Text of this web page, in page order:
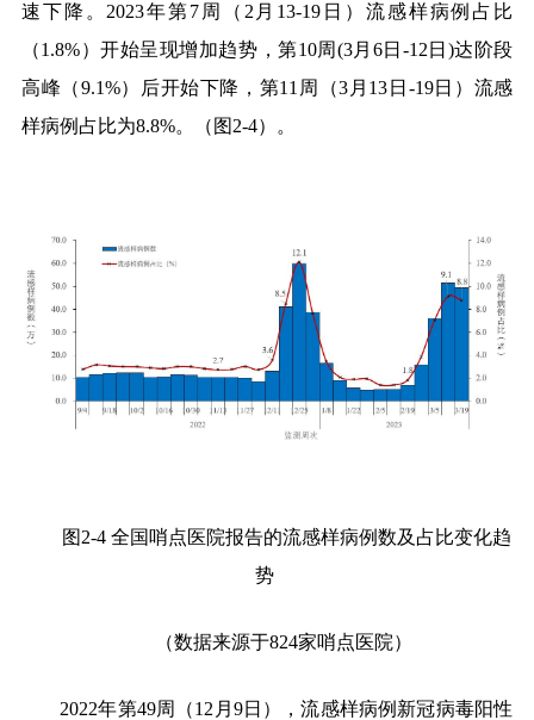
速下降。2023年第 7周（ 2月 13-19 日）流感样病例占比
（1.8%）开始呈现增加趋势，第10周 (3月 6日 -12日 )达阶段
高峰（9.1%）后开始下降，第11周（3月 13 日 -19日）流感
样病例占比为8.8%。（图2-4） 。
图2-4 全国哨点医院报告的流感样病例数及占比变化趋
势
（数据来源于824家哨点医院）
2022年第49周（12 月 9日），流感样病例新冠病毒阳性